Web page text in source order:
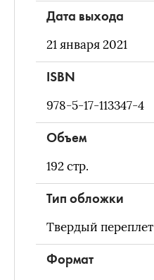
Дата выхода
21 января 2021
ISBN
978-5-17-113347-4
Объем
192стр.
Тип обложки
Твердый переплет
Формат